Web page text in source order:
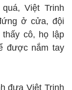
Việt Trinh
ở cửa, đội
thấy cô, họ lập
được nắm tay
đưa Việt Trinh